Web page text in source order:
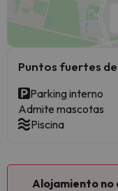
Puntos fuertes
Parking interno
Admite mascotas
Piscina
Alojamiento no